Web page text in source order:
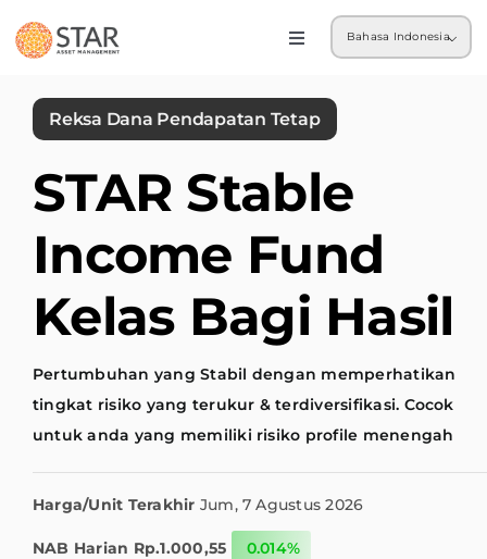
to
Toggle
Ritel
Bahasa Indonesia
Reksa Dana Pendapatan Tetap
STAR Stable
Income Fund
Kelas Bagi Hasil
Pertumbuhan yang Stabil dengan memperhatikan
tingkat risiko yang terukur & terdiversifikasi. Cocok
untuk anda yang memiliki risiko profile menengah
Harga/Unit Terakhir Jum, 7 Agustus 2026
NAB Harian Rp.1.000,55 0.014%